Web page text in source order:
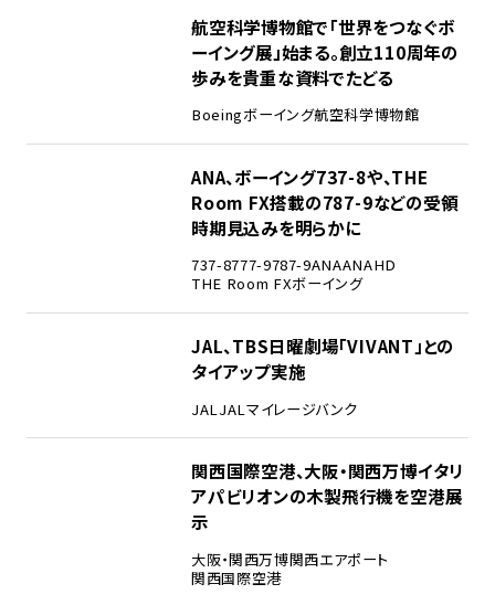
航空科学博物館で「世界をつなぐボ
ーイング展」始まる。創立110周年の
歩みを貴重な資料でたどる
Boeingボーイング航空科学博物館
ANA、ボーイング737-8や、THE
Room FX搭載の787-9などの受領
時期見込みを明らかに
737-8777-9787-9ANAANAHD
THE Room FXボーイング
JAL、TBS日曜劇場「VIVANT」との
タイアップ実施
JAL JALマイレージバンク
関西国際空港、大阪・関西万博イタリ
アパビリオンの木製飛行機を空港展
示
大阪・関西万博関西エアポート
関西国際空港